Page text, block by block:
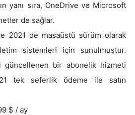
yanı sıra, OneDrive ve Microsoft
de sağlar.
2021 de masaüstü sürüm olarak
sistemleri için sunulmuştur.
bir abonelik hizmeti
tek seferlik ödeme ile satın
$ / ay